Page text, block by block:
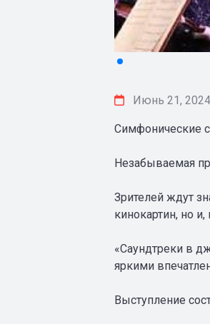
Июнь 21, 2024
Симфонические
Незабываемая
Зрителей ждут
кинокартин, но
«Саундтреки в
яркими
Выступление